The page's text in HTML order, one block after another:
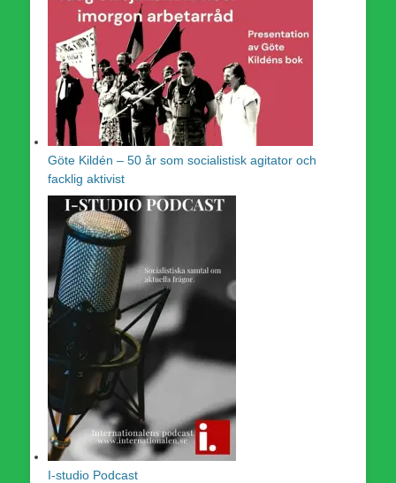
Göte Kildén – 50 år som socialistisk agitator och
facklig aktivist
I-studio Podcast